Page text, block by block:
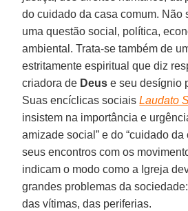
do cuidado da casa comum. Não
uma questão social, política,
ambiental. Trata-se também de
estritamente espiritual que diz
criadora de Deus e seu desígnio
Suas encíclicas sociaisLaudato
insistem na importância e
amizade social” e do “cuidado da
seus encontros com os
indicam o modo como a Igreja
grandes problemas da
das vítimas, das periferias.